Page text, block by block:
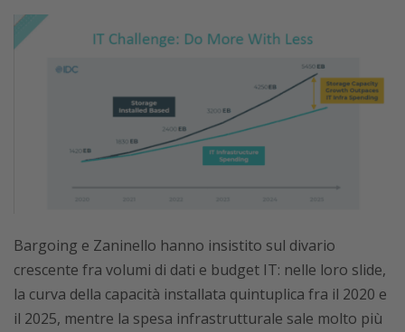
Bargoing e Zaninello hanno insistito sul divario
crescente fra volumi di dati e budget IT: nelle loro slide,
la curva della capacità installata quintuplica fra il 2020 e
il 2025, mentre la spesa infrastrutturale sale molto più